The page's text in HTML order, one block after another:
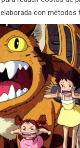
con métodos